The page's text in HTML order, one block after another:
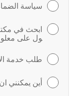
سياسة
ابحث في
ول على
طلب خدمة
أين يمكنني